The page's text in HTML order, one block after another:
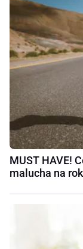
MUST HAVE!
malucha na